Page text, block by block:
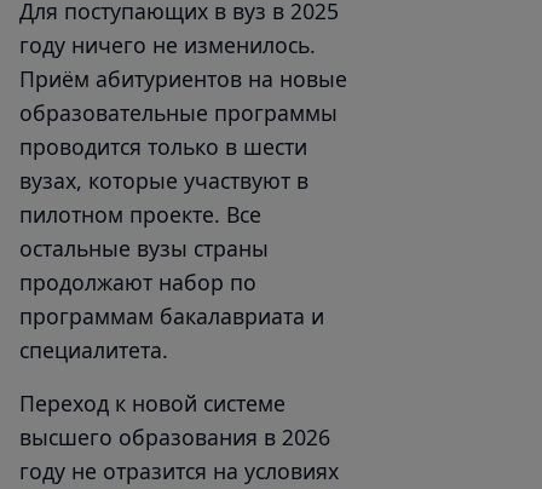
Для поступающих в вуз в 2025
году ничего не изменилось.
Приём абитуриентов на новые
образовательные программы
проводится только в шести
вузах, которые участвуют в
пилотном проекте. Все
остальные вузы страны
продолжают набор по
программам бакалавриата и
специалитета.
Переход к новой системе
высшего образования в 2026
году не отразится на условиях